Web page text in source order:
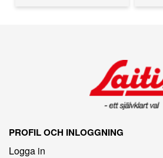
PROFIL OCH INLOGGNING
Logga in